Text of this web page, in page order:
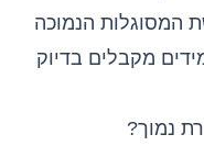
המסוגלות הנמוכה
דירוג, מ-1 עד 24. כשכמה תלמידים מקבלים בדיוק
נמוך?